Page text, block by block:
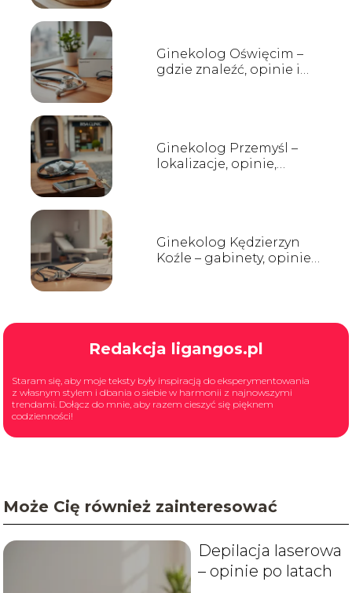
Ginekolog Oświęcim –
gdzie znaleźć, opinie i
Ginekolog Przemyśl –
lokalizacje, opinie,
Ginekolog Kędzierzyn
Koźle – gabinety, opinie,
Redakcja ligangos.pl
Staram się, aby moje teksty były inspiracją do eksperymentowania
z własnym stylem i dbania o siebie w harmonii z najnowszymi
trendami. Dołącz do mnie, aby razem cieszyć się pięknem
codzienności!
Może Cię również zainteresować
Depilacja laserowa
– opinie po latach